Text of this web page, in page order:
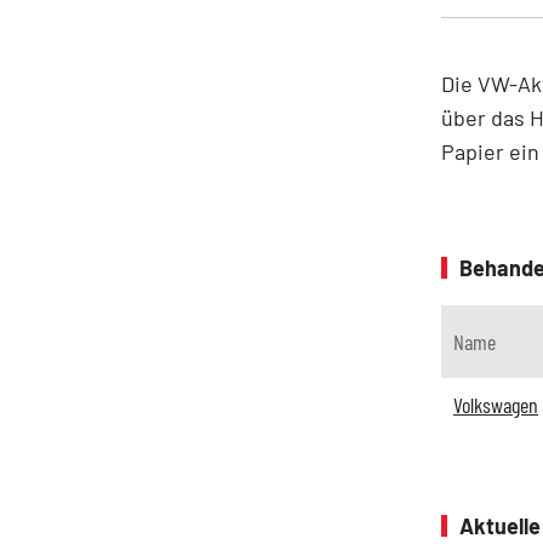
Die VW-
über das
Papier
Name
Volkswagen